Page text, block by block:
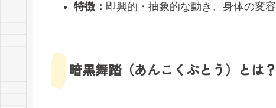
特徴： 即興的・抽象的な動き、身体の変
暗黒舞踏（あんこくぶとう）とは？